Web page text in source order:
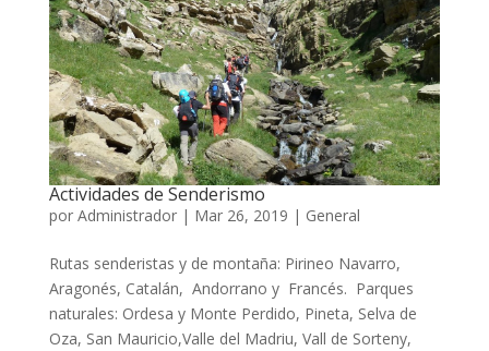
Actividades de Senderismo
por Administrador| Mar 26, 2019 | General
Rutas senderistas y de montaña: Pirineo Navarro,
Aragonés, Catalán, Andorrano y Francés. Parques
naturales: Ordesa y Monte Perdido, Pineta, Selva de
Oza, San Mauricio,Valle del Madriu, Vall de Sorteny,